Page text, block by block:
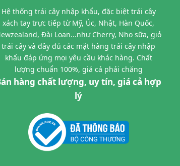
Hệ thống trái cây nhập khẩu, đặc biệt trái cây
xách tay trực tiếp từ Mỹ, Úc, Nhật, Hàn Quốc,
Đài Loan...như Cherry, Nho sữa, giỏ
trái cây và đầy đủ các mặt hàng trái cây nhập
khẩu đáp ứng mọi yêu cầu khác hàng. Chất
lượng chuẩn 100%, giá cả phải chăng
hàng chất lượng, uy tín, giá cả hợp
lý